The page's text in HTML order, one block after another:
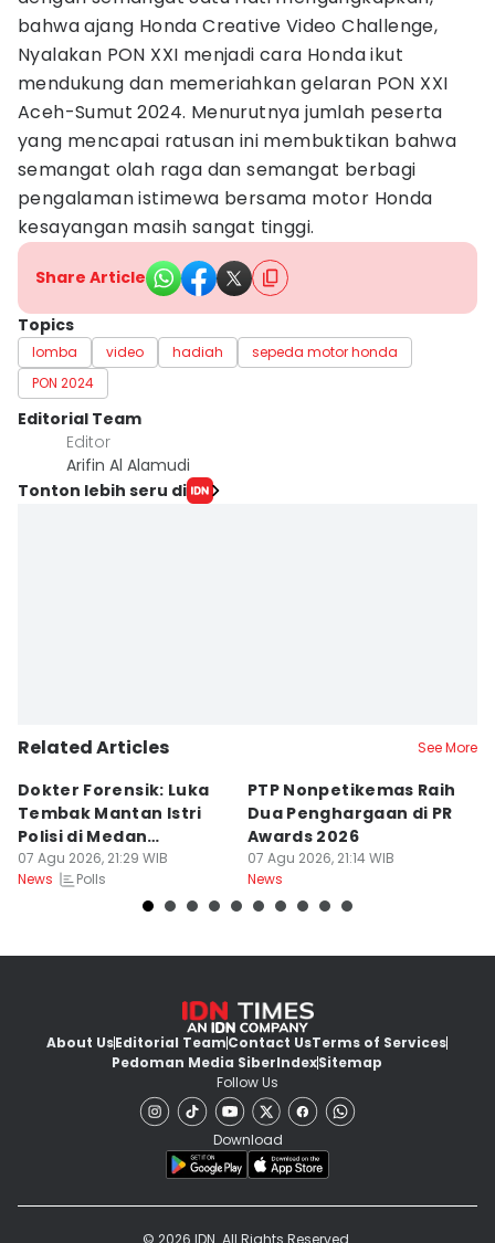
bahwa ajang Honda Creative Video Challenge,
Nyalakan PON XXI menjadi cara Honda ikut
mendukung dan memeriahkan gelaran PON XXI
Aceh-Sumut 2024. Menurutnya jumlah peserta
yang mencapai ratusan ini membuktikan bahwa
semangat olah raga dan semangat berbagi
pengalaman istimewa bersama motor Honda
kesayangan masih sangat tinggi.
Share Article
Topics
lomba video hadiah
sepeda motor honda
PON 2024
Editorial Team
Editor
Arifin Al Alamudi
Tonton lebih seru di
Related Articles See More
Dokter Forensik: Luka
Tembak Mantan Istri
Polisi di Medan
Berkarakter Tempel
07 Agu 2026, 21:29 WIB
News
Polls
PTP Nonpetikemas Raih
Dua Penghargaan di PR
Awards 2026
07 Agu 2026, 21:14 WIB
News
About UsEditorial TeamContact UsTerms of Services
Pedoman Media SiberIndexSitemap
Follow Us
Download
© 2026 IDN. All Rights Reserved.